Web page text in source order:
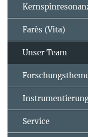
Farès (Vita)
Unser Team
Service